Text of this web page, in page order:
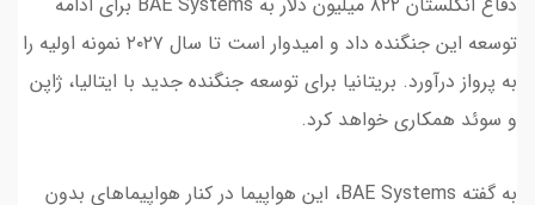
توسعه این جنگنده داد و امیدوار است تا سال ۲۰۲۷ نمونه اولیه را
به پرواز درآورد. بریتانیا برای توسعه جنگنده جدید با ایتالیا، ژاپن
و سوئد همکاری خواهد کرد.
به گفته BAE Systems، این هواپیما در کنار هواپیماهای بدون